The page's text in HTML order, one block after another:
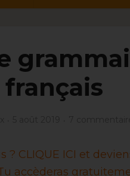
? CLIQUE ICI et
accèderas